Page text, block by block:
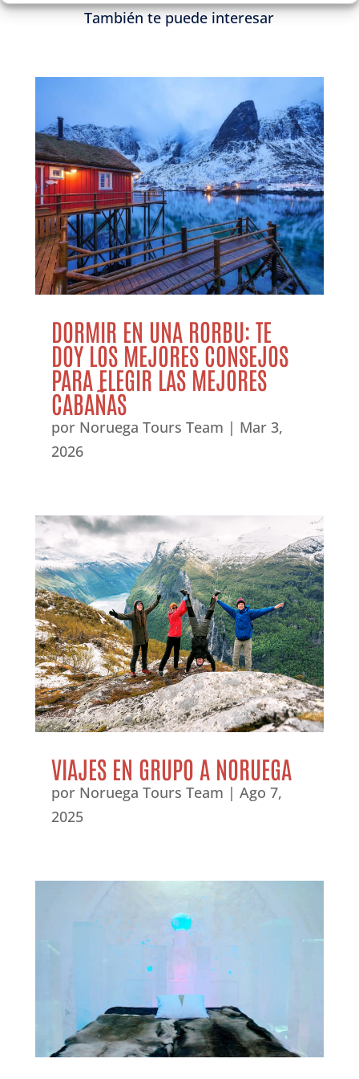
También te puede interesar
DORMIR EN UNA RORBU: TE
DOY LOS MEJORES CONSEJOS
PARA ELEGIR LAS MEJORES
CABAÑAS
por Noruega Tours Team | Mar 3,
2026
VIAJES EN GRUPO A NORUEGA
por Noruega Tours Team | Ago 7,
2025